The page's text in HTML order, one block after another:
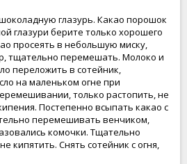
глазурь. Какао порошок
глазури берите только хорошего
просеять в небольшую миску,
тщательно перемешать. Молоко и
переложить в сотейник,
на маленьком огне при
только растопить, не
Постепенно всыпать какао с
перемешивать венчиком,
комочки. Тщательно
кипятить. Снять сотейник с огня,